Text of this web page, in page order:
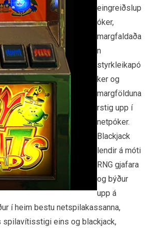
eingreiðslup
óker,
margfaldaða
n
styrkleikapó
ker og
margfölduna
rstig upp í
netpóker.
Blackjack
lendir á móti
RNG gjafara
og býður
upp á
í heim bestu netspilakassanna,
spilavítisstigi eins og blackjack,